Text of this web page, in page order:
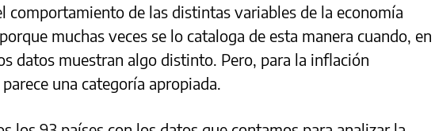
comportamiento de las distintas variables de la economía
muchas veces se lo cataloga de esta manera cuando, en
datos muestran algo distinto. Pero, para la inflación
una categoría apropiada.